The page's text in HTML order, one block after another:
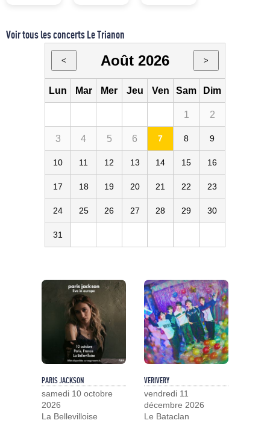
Voir tous les concerts Le Trianon
< Août 2026 >
Lun Mar Mer Jeu Ven Sam Dim
1 2
3 4 5 6 7 8 9
10 11 12 13 14 15 16
17 18 19 20 21 22 23
24 25 26 27 28 29 30
31
PARIS JACKSON
samedi 10 octobre
2026
La Bellevilloise
VERIVERY
vendredi 11
décembre 2026
Le Bataclan